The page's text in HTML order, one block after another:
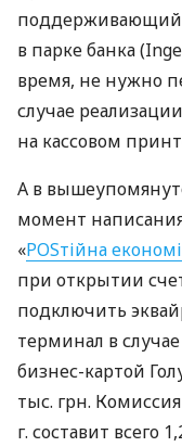
поддерживающий
в парке банка
время, не нужно
случае
на кассовом
А в
момент
«POSтійна
при открытии
подключить
терминал в
бизнес-картой
тыс. грн.
г. составит всего